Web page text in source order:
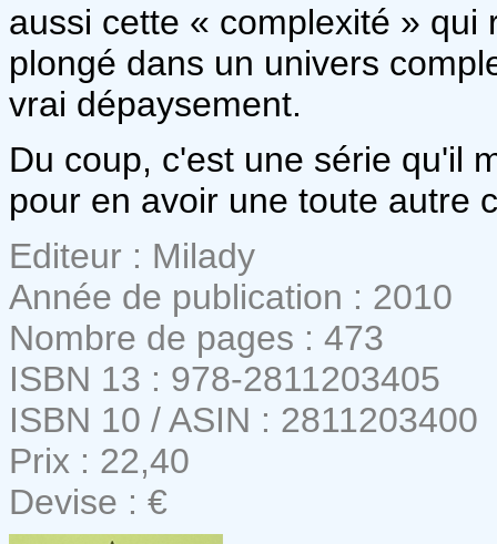
aussi cette « complexité »
plongé dans un univers
vrai dépaysement.
Du coup, c'est une série qu'il
pour en avoir une toute autre
Editeur : Milady
Année de publication : 2010
Nombre de pages : 473
ISBN 13 : 978-2811203405
ISBN 10 / ASIN : 2811203400
Prix : 22,40
Devise : €